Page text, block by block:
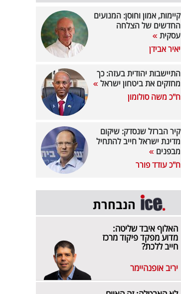
קיימות, אמון וחוסן: המנועים
החדשים של הצלחה
עסקית
יאיר אבידן
התיישבות יהודית בעזה: כך
מחזקים את ביטחון ישראל
ח"כ משה סולומון
קיר הברזל שנסדק: שיקום
מדינת ישראל חייב להתחיל
מבפנים
ח"כ עודד פורר
הנבחרת
האלוף איבד שליטה:
מדוע מפקד פיקוד מרכז
חייב ללכת?
יריב אופנהיימר